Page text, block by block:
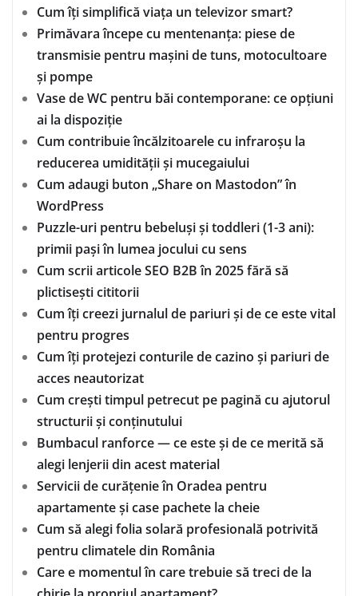
Cum îți simplifică viața un televizor smart?
Primăvara începe cu mentenanța: piese de
transmisie pentru mașini de tuns, motocultoare
și pompe
Vase de WC pentru băi contemporane: ce opțiuni
ai la dispoziție
Cum contribuie încălzitoarele cu infraroșu la
reducerea umidității și mucegaiului
Cum adaugi buton „Share on Mastodon” în
WordPress
Puzzle-uri pentru bebeluși și toddleri (1-3 ani):
primii pași în lumea jocului cu sens
Cum scrii articole SEO B2B în 2025 fără să
plictisești cititorii
Cum îți creezi jurnalul de pariuri și de ce este vital
pentru progres
Cum îți protejezi conturile de cazino și pariuri de
acces neautorizat
Cum crești timpul petrecut pe pagină cu ajutorul
structurii și conținutului
Bumbacul ranforce — ce este și de ce merită să
alegi lenjerii din acest material
Servicii de curățenie în Oradea pentru
apartamente și case pachete la cheie
Cum să alegi folia solară profesională potrivită
pentru climatele din România
Care e momentul în care trebuie să treci de la